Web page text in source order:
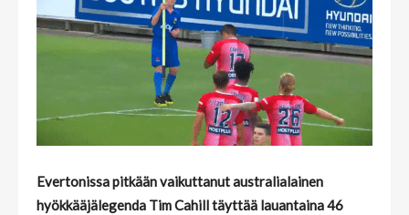
Evertonissa pitkään vaikuttanut australialainen
hyökkääjälegenda Tim Cahill täyttää lauantaina 46